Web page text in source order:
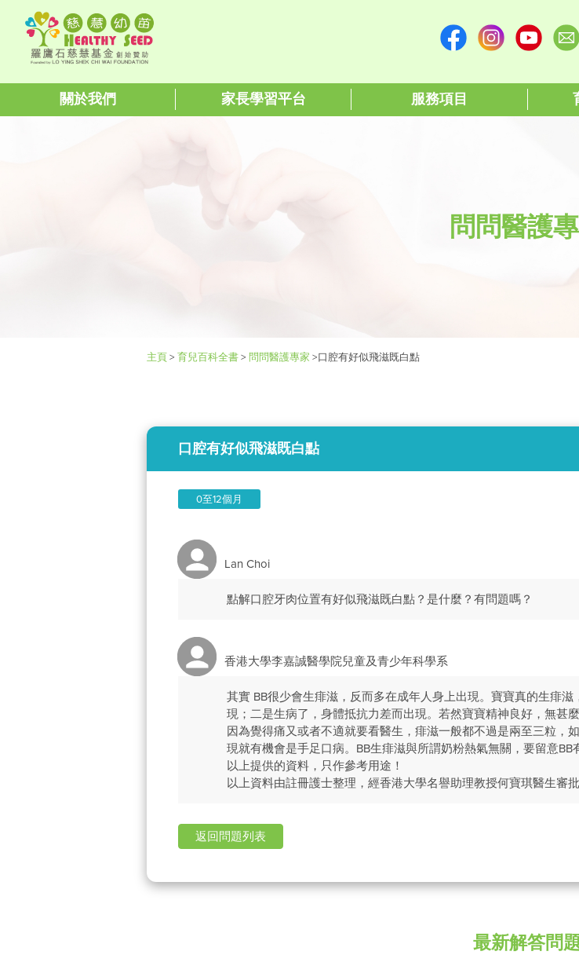
關於我們 家長學習平台 服務項目
問問醫護
主頁> 育兒百科全書> 問問醫護專家 >口腔有好似飛滋既白點
口腔有好似飛滋既白點
0至12個月
Lan Choi
點解口腔牙肉位置有好似飛滋既白點？是什麼？有問題嗎？
香港大學李嘉誠醫學院兒童及青少年科學系
其實 BB很少會生痱滋，反而多在成年人身上出現。寶寶真的生痱
現；二是生病了，身體抵抗力差而出現。若然寶寶精神良好，無甚
因為覺得痛又或者不適就要看醫生，痱滋一般都不過是兩至三粒，
現就有機會是手足口病。BB生痱滋與所謂奶粉熱氣無關，要留意BB
以上提供的資料，只作參考用途！
以上資料由註冊護士整理，經香港大學名譽助理教授何寶琪醫生審批
返回問題列表
最新解答問